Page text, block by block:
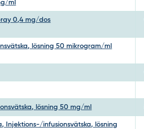
ml
0,4 mg/dos
lösning 50 mikrogram/ml
lösning 50 mg/ml
Injektions-/infusionsvätska, lösning